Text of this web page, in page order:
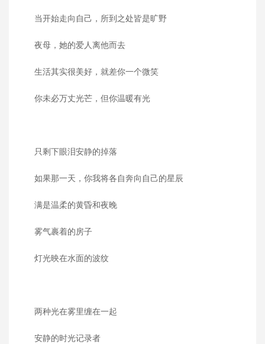
当开始走向自己，所到之处皆是旷野
夜母，她的爱人离他而去
生活其实很美好，就差你一个微笑
你未必万丈光芒，但你温暖有光
只剩下眼泪安静的掉落
如果那一天，你我将各自奔向自己的星辰
满是温柔的黄昏和夜晚
雾气裹着的房子
灯光映在水面的波纹
两种光在雾里缠在一起
安静的时光记录者